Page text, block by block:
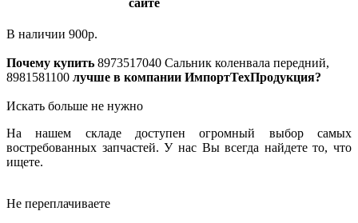
сайте
В наличии 900р.
Почему купить 8973517040 Сальник коленвала передний,
8981581100 лучше в компании ИмпортТехПродукция?
Искать больше не нужно
На нашем складе доступен огромный выбор самых
востребованных запчастей. У нас Вы всегда найдете то, что
ищете.
Не переплачиваете